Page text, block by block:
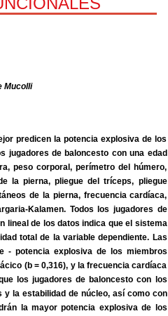
Mucolli
predicen la potencia explosiva de los
jugadores de baloncesto con una edad
peso corporal, perímetro del húmero,
la pierna, pliegue del tríceps, pliegue
de la pierna, frecuencia cardíaca,
Kalamen. Todos los jugadores de
lineal de los datos indica que el sistema
total de la variable dependiente. Las
- potencia explosiva de los miembros
(b = 0,316), y la frecuencia cardíaca
los jugadores de baloncesto con los
la estabilidad de núcleo, así como con
la mayor potencia explosiva de los